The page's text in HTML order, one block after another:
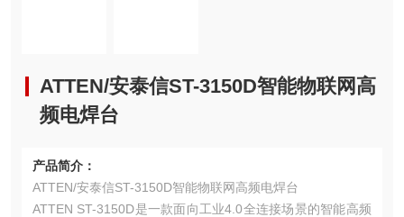
ATTEN/安泰信ST-3150D智能物联网高
频电焊台
产品简介：
ATTEN/安泰信ST-3150D智能物联网高频电焊台
ATTEN ST-3150D是一款面向工业4.0全连接场景的智能高频